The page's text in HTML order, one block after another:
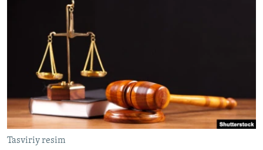
Русский
Українською
QOŞULIÑIZ!
Tasviriy resim